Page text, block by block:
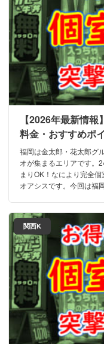
【2026年最新情
料金・おすすめポ
福岡は金太郎・花太郎グ
オが集まるエリアです。
まりOK！なにより完全
オアシスです。今回は福
関西K